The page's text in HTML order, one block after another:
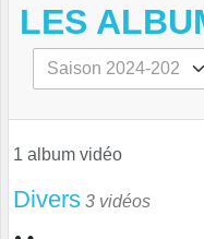
LES
1 album vidéo
Divers 3 vidéos